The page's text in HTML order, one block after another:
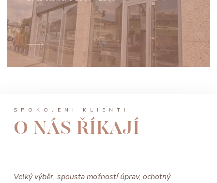
SPOKOJENÍ KLIENTI
O NÁS ŘÍKAJÍ
Velký výběr, spousta možností úprav, ochotný